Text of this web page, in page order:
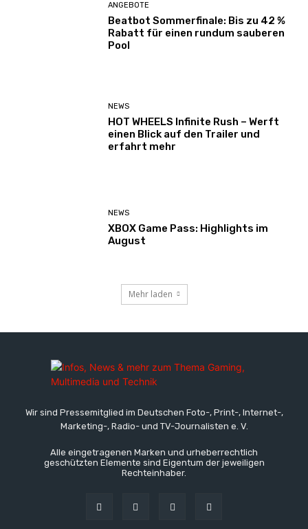
ANGEBOTE
Beatbot Sommerfinale: Bis zu 42 %
Rabatt für einen rundum sauberen
Pool
NEWS
HOT WHEELS Infinite Rush – Werft
einen Blick auf den Trailer und
erfahrt mehr
NEWS
XBOX Game Pass: Highlights im
August
Mehr laden
Wir sind Pressemitglied im Deutschen Foto-, Print-, Internet-,
Marketing-, Radio- und TV-Journalisten e. V.
Alle eingetragenen Marken und urheberrechtlich
geschützten Elemente sind Eigentum der jeweiligen
Rechteinhaber.